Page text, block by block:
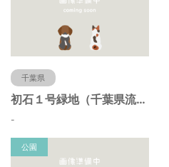
千葉県
初石１号緑地（千葉県流山市）
-
公園